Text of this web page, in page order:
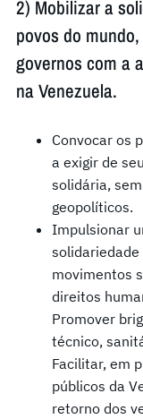
2) Mobilizar a
povos do
governos com a
na Venezuela.
Convocar os
a exigir de
solidária,
geopolíticos.
Impulsionar
solidariedade
movimentos
direitos
Promover
técnico,
Facilitar, em
públicos da
retorno dos